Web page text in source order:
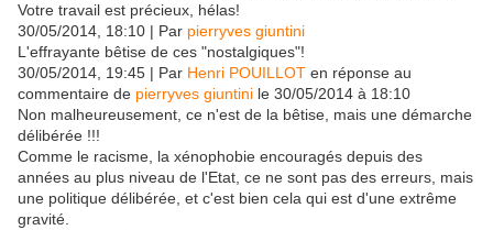
Votre travail est précieux, hélas!
30/05/2014, 18:10 | Par pierryves giuntini
L'effrayante bêtise de ces "nostalgiques"!
30/05/2014, 19:45 | Par Henri POUILLOT en réponse au
commentaire de pierryves giuntini le 30/05/2014 à 18:10
Non malheureusement, ce n'est de la bêtise, mais une démarche
délibérée !!!
Comme le racisme, la xénophobie encouragés depuis des
années au plus niveau de l'Etat, ce ne sont pas des erreurs, mais
une politique délibérée, et c'est bien cela qui est d'une extrême
gravité.